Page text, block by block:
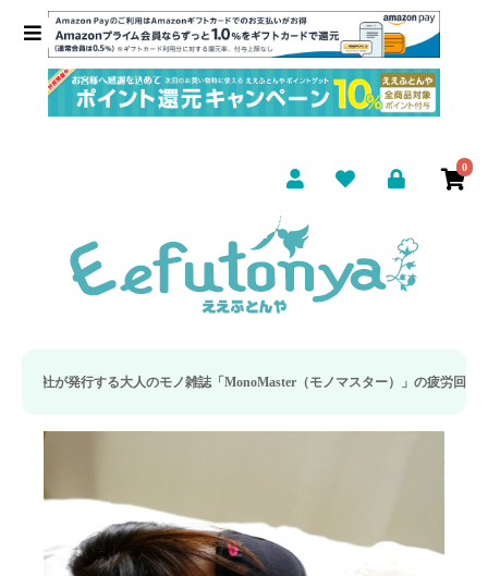
0
人のモノ雑誌「MonoMaster（モノマスター）」の疲労回復・睡眠の向上特集に